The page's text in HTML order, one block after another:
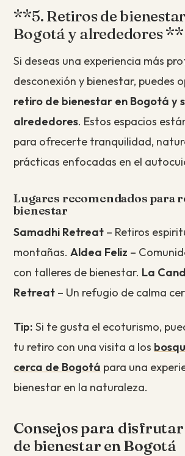
**5. Retiros de
Bogotá y alrededores **
Si deseas una experiencia más
desconexión y bienestar, puedes
retiro de bienestar en Bogotá y
alrededores. Estos espacios
para ofrecerte tranquilidad,
prácticas enfocadas en el
Lugares recomendados para
bienestar
Samadhi Retreat – Retiros
montañas.Aldea Feliz –
con talleres de bienestar. La
Retreat – Un refugio de calma
Tip: Si te gusta el ecoturismo,
tu retiro con una visita a los
cerca de Bogotá para una
bienestar en la naturaleza.
Consejos para disfrutar
de bienestar en Bogotá